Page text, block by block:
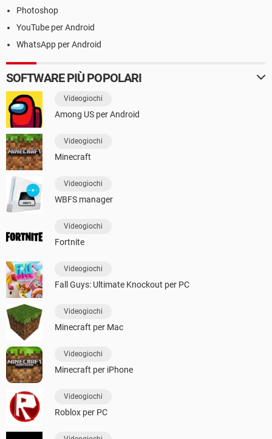
Photoshop
YouTube per Android
WhatsApp per Android
SOFTWARE PIÙ POPOLARI
Videogiochi
Among US per Android
Videogiochi
Minecraft
Videogiochi
WBFS manager
Videogiochi
Fortnite
Videogiochi
Fall Guys: Ultimate Knockout per PC
Videogiochi
Minecraft per Mac
Videogiochi
Minecraft per iPhone
Videogiochi
Roblox per PC